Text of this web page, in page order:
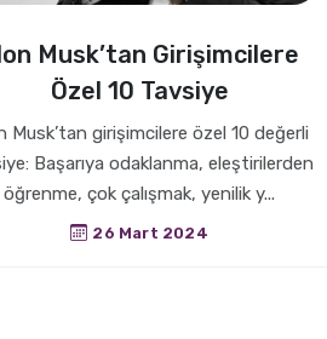
Musk’tan Girişimcilere
Özel 10 Tavsiye
Musk’tan girişimcilere özel 10 değerli
Başarıya odaklanma, eleştirilerden
öğrenme, çok çalışmak, yenilik y...
26 Mart 2024